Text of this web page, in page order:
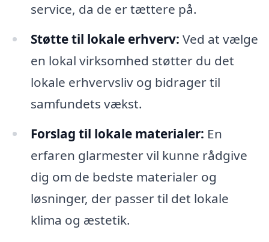
service, da de er tættere på.
Støtte til lokale erhverv: Ved at vælge
en lokal virksomhed støtter du det
lokale erhvervsliv og bidrager til
samfundets vækst.
Forslag til lokale materialer: En
erfaren glarmester vil kunne rådgive
dig om de bedste materialer og
løsninger, der passer til det lokale
klima og æstetik.